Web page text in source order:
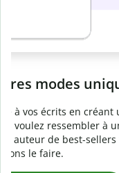
Prévenez
Vérifiez que vos
logiciel anti-plagiat.
secondes et